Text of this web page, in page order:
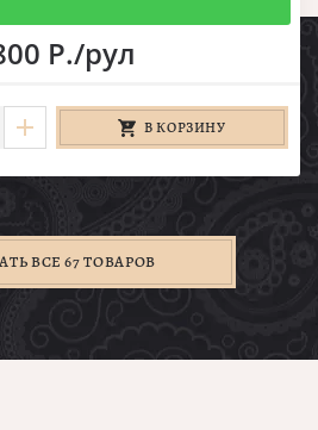
Р./рул
В КОРЗИНУ
ВСЕ 67 ТОВАРОВ